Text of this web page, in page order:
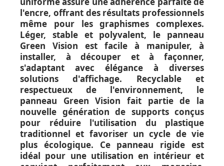
l'encre, offrant des résultats professionnels
même pour les graphismes complexes.
Léger, stable et polyvalent, le panneau
Green Vision est facile à manipuler, à
installer, à découper et à façonner,
s'adaptant avec élégance à diverses
solutions d'affichage. Recyclable et
respectueux de l'environnement, le
panneau Green Vision fait partie de la
nouvelle génération de supports conçus
pour réduire l'utilisation du plastique
traditionnel et favoriser un cycle de vie
plus écologique. Ce panneau rigide est
idéal pour une utilisation en intérieur et